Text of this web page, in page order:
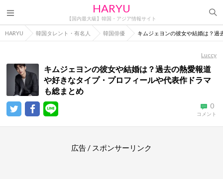
HARYU
【国内最大級】韓国・アジア情報サイト
HARYU 韓国タレント・有名人 韓国俳優 キムジェヨンの彼女や結婚は？過
Luccy
キムジェヨンの彼女や結婚は？過去の熱愛報道
や好きなタイプ・プロフィールや代表作ドラマ
も総まとめ
0
コメント
広告 / スポンサーリンク